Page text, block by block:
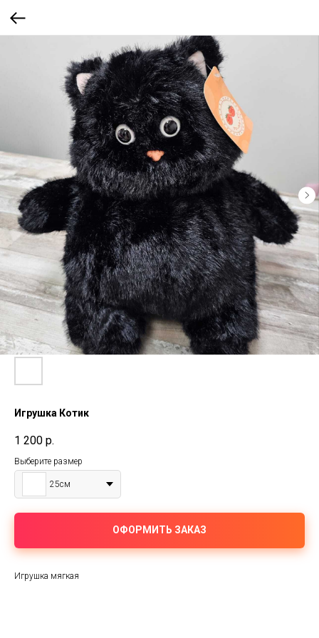
Игрушка Котик
1 200 р.
Выберите размер
25см
ОФОРМИТЬ ЗАКАЗ
Игрушка мягкая